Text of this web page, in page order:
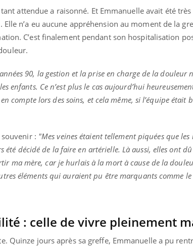
attendue a raisonné. Et Emmanuelle avait été très
Elle n’a eu aucune appréhension au moment de la
C’est finalement pendant son hospitalisation
90, la gestion et la prise en charge de la douleur
enfants. Ce n’est plus le cas aujourd’hui
compte lors des soins, et cela même, si l’équipe était
: "Mes veines étaient tellement piquées que
décidé de la faire en artérielle. Là aussi, elles ont dû
ma mère, car je hurlais à la mort à cause de la
éléments qui auraient pu être marquants comme
: celle de vivre pleinement
Quinze jours après sa greffe, Emmanuelle a pu
fer : comprendre pour
Les symptômes de la
sont multiples ce qui la rend
Youtube
Insuline & Charge
osait en parler??
reste entourée d'idées
patients comme parfois